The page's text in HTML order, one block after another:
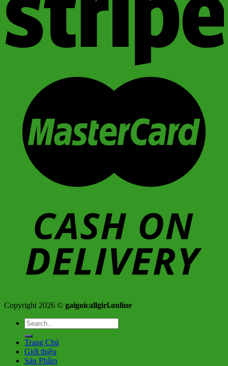
Copyright 2026 © gaigoicallgirl.online
Search
for:
Trang Chủ
Giới thiệu
Sản Phẩm